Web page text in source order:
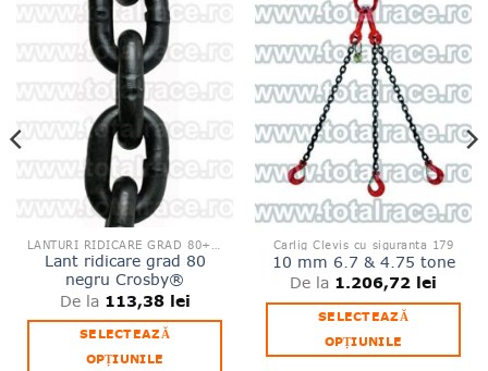
Lant ridicare grad 80
negru Crosby®
De la 113,38 lei
SELECTEAZĂ
OPȚIUNILE
Adauga
la lista
de
produse
Carlig Clevis cu siguranta 179
10 mm 6.7 & 4.75 tone
De la 1.206,72 lei
SELECTEAZĂ
OPȚIUNILE